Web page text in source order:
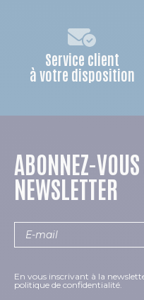
Service client
à votre disposition
ABONNEZ-
NEWSLETTER
En vous inscrivant à la
politique de confidentialité.